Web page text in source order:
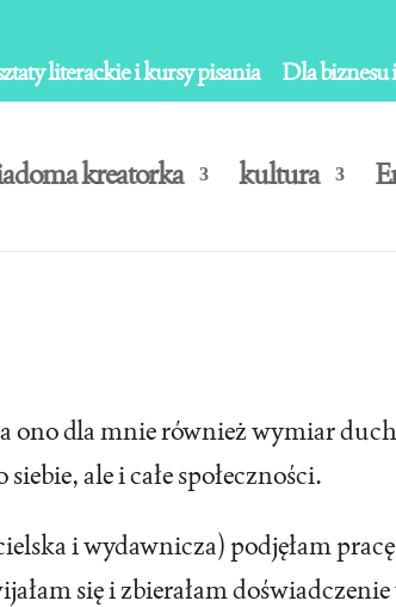
literackie i kursy pisania Dla biznesu
kreatorka kultura
ono dla mnie również wymiar
ale i całe społeczności.
i wydawnicza) podjęłam
się i zbierałam